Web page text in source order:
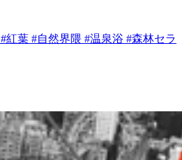
#紅葉 #自然界隈 #温泉浴 #森林セラ